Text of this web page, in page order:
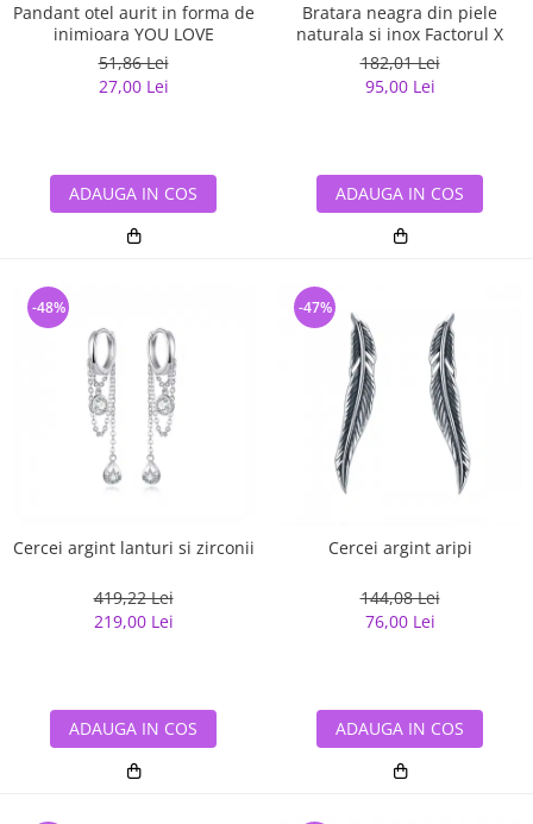
Pandant otel aurit in forma de
inimioara YOU LOVE
51,86 Lei
27,00 Lei
ADAUGA IN COS
Bratara neagra din piele
naturala si inox Factorul X
182,01 Lei
95,00 Lei
ADAUGA IN COS
Cercei argint lanturi si zirconii
419,22 Lei
219,00 Lei
-48%
ADAUGA IN COS
Cercei argint aripi
144,08 Lei
76,00 Lei
-47%
ADAUGA IN COS